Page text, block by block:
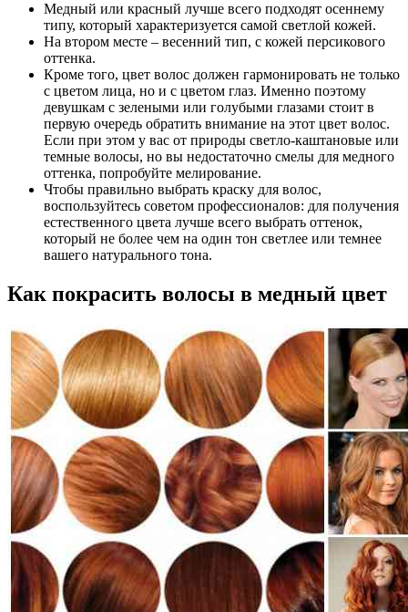
Медный или красный лучше всего подходят осеннему
типу, который характеризуется самой светлой кожей.
На втором месте – весенний тип, с кожей персикового
оттенка.
Кроме того, цвет волос должен гармонировать не только
с цветом лица, но и с цветом глаз. Именно поэтому
девушкам с зелеными или голубыми глазами стоит в
первую очередь обратить внимание на этот цвет волос.
Если при этом у вас от природы светло-каштановые или
темные волосы, но вы недостаточно смелы для медного
оттенка, попробуйте мелирование.
Чтобы правильно выбрать краску для волос,
воспользуйтесь советом профессионалов: для получения
естественного цвета лучше всего выбрать оттенок,
который не более чем на один тон светлее или темнее
вашего натурального тона.
Как покрасить волосы в медный цвет